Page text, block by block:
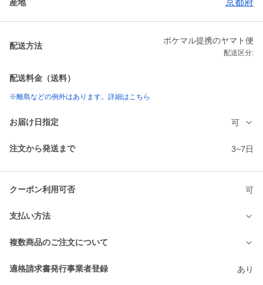
産地 京都府
配送方法
ポケマル提携のヤマト便
配送区分:
配送料金（送料）
※離島などの例外はあります。詳細はこちら
お届け日指定 可
注文から発送まで 3~7日
クーポン利用可否 可
支払い方法
複数商品のご注文について
適格請求書発行事業者登録 あり